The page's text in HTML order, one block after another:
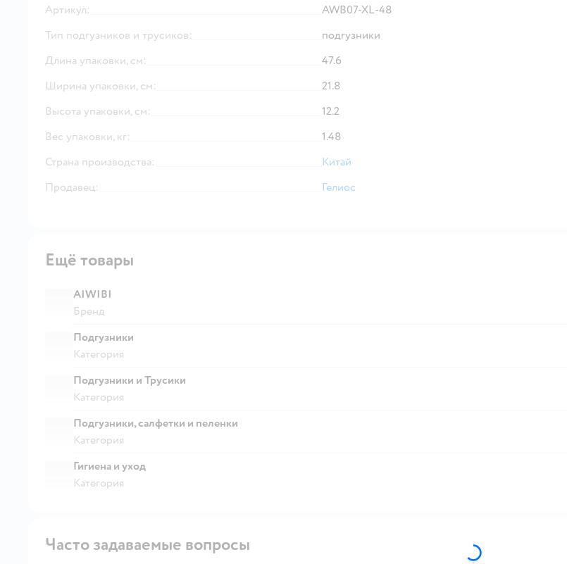
Артикул:
AWB07-XL-48
Тип подгузников и трусиков:
подгузники
Длина упаковки, см:
47.6
Ширина упаковки, см:
21.8
Высота упаковки, см:
12.2
Вес упаковки, кг:
1.48
Страна производства:
Китай
Продавец:
Гелиос
Ещё товары
AIWIBI
Бренд
Подгузники
Категория
Подгузники и Трусики
Категория
Подгузники, салфетки и пеленки
Категория
Гигиена и уход
Категория
Часто задаваемые вопросы